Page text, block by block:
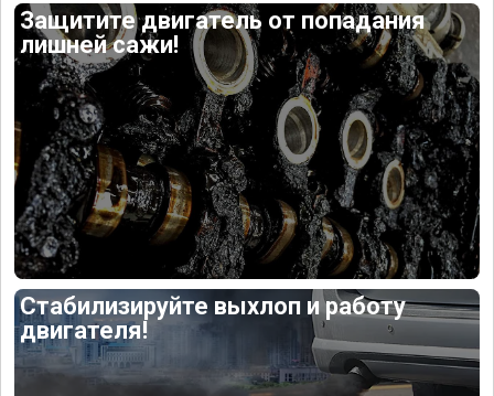
Защитите двигатель от попадания
лишней сажи!
Стабилизируйте выхлоп и работу
двигателя!